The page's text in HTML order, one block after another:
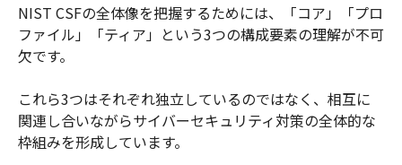
NIST CSFの全体像を把握するためには、「コア」「プロ
ファイル」「ティア」という3つの構成要素の理解が不可
欠です。
これら3つはそれぞれ独立しているのではなく、相互に
関連し合いながらサイバーセキュリティ対策の全体的な
枠組みを形成しています。